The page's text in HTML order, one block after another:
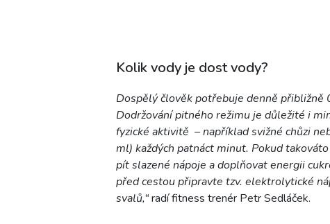
Kolik vody je dost vody?
Dospělý člověk potřebuje denně
Dodržování pitného režimu je důležité i
fyzické aktivitě – například svižné chůzi
ml) každých patnáct minut. Pokud
pít slazené nápoje a doplňovat energii
před cestou připravte tzv. elektrolytické
svalů,“radí fitness trenér Petr Sedláček.